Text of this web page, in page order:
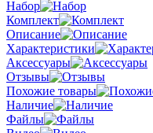
Набор
Комплект
Описание
Характеристики
Аксессуары
Отзывы
Похожие товары
Наличие
Файлы